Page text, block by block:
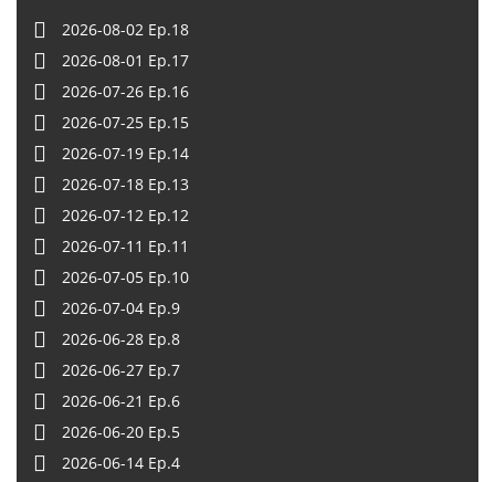
2026-08-02 Ep.18
2026-08-01 Ep.17
2026-07-26 Ep.16
2026-07-25 Ep.15
2026-07-19 Ep.14
2026-07-18 Ep.13
2026-07-12 Ep.12
2026-07-11 Ep.11
2026-07-05 Ep.10
2026-07-04 Ep.9
2026-06-28 Ep.8
2026-06-27 Ep.7
2026-06-21 Ep.6
2026-06-20 Ep.5
2026-06-14 Ep.4